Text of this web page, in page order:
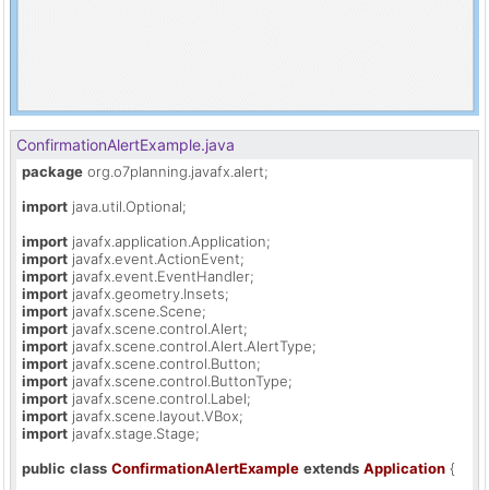
ConfirmationAlertExample.java
package org.o7planning.javafx.alert;
import java.util.Optional;
import
import
import
import
import
import
import
import
import
import
import
import javafx.stage.Stage;
public class ConfirmationAlertExample extends Application {